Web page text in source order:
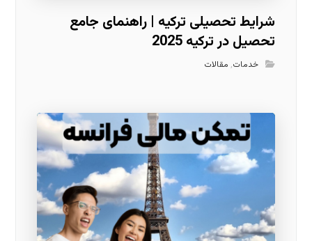
شرایط تحصیلی ترکیه | راهنمای جامع
تحصیل در ترکیه 2025
خدمات, مقالات